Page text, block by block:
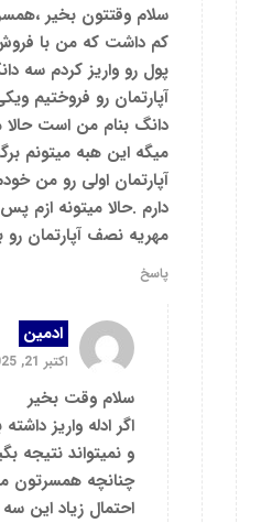
سلام وقتتون بخیر
کم داشت که من با فروش
پول رو واریز کردم سه
آپارتمان رو فروختیم
دانگ بنام من است حالا
میگه این هبه میتونم
آپارتمان اولی رو من
دارم .حالا میتونه ازم
مهریه نصف آپارتمان رو
پاسخ
ادمین
اکتبر 21, 2025 11:12 ب.ظ
سلام وقت بخیر
اگر ادله واریز
و نمیتواند نتیجه
چنانچه همسرتون
احتمال زیاد این